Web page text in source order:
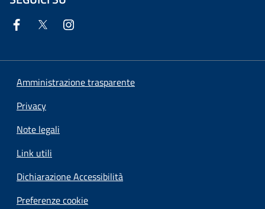
Amministrazione trasparente
Privacy
Note legali
Link utili
Dichiarazione Accessibilità
Preferenze cookie